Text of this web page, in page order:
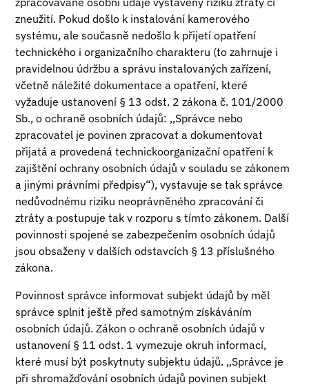
zneužití. Pokud došlo k instalování kamerového
systému, ale současně nedošlo k přijetí opatření
technického i organizačního charakteru (to zahrnuje i
pravidelnou údržbu a správu instalovaných zařízení,
včetně náležité dokumentace a opatření, které
vyžaduje ustanovení § 13 odst. 2 zákona č. 101/2000
Sb., o ochraně osobních údajů: ,,Správce nebo
zpracovatel je povinen zpracovat a dokumentovat
přijatá a provedená technickoorganizační opatření k
zajištění ochrany osobních údajů v souladu se zákonem
a jinými právními předpisy“), vystavuje se tak správce
nedůvodnému riziku neoprávněného zpracování či
ztráty a postupuje tak v rozporu s tímto zákonem. Další
povinnosti spojené se zabezpečením osobních údajů
jsou obsaženy v dalších odstavcích § 13 příslušného
zákona.
Povinnost správce informovat subjekt údajů by měl
správce splnit ještě před samotným získáváním
osobních údajů. Zákon o ochraně osobních údajů v
ustanovení § 11 odst. 1 vymezuje okruh informací,
které musí být poskytnuty subjektu údajů. ,,Správce je
při shromažďování osobních údajů povinen subjekt